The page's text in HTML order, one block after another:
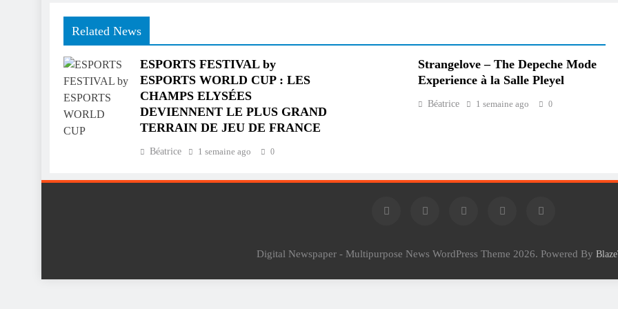
Related News
ESPORTS FESTIVAL by
ESPORTS WORLD CUP : LES
CHAMPS ELYSÉES
DEVIENNENT LE PLUS GRAND
TERRAIN DE JEU DE FRANCE
Béatrice 1 semaine ago 0
Strangelove – The Depeche Mode
Experience à la Salle Pleyel
Béatrice 1 semaine ago 0
Digital Newspaper - Multipurpose News WordPress Theme 2026. Powered By